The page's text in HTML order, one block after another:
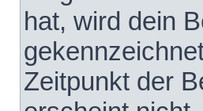
hat, wird dein
Zeitpunkt der